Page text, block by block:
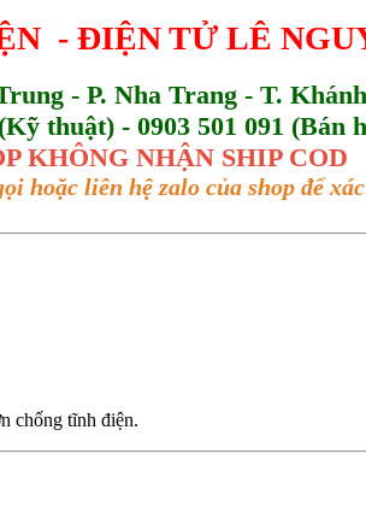
- ĐIỆN TỬ LÊ
- P. Nha Trang - T.
thuật) - 0903 501 091 (Bán
KHÔNG NHẬN SHIP COD
hoặc liên hệ zalo của shop để
chống tĩnh điện.